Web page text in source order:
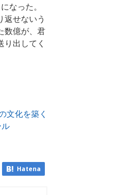
なった。
返せないう
数億が、君
出してく
文化を築く
Hatena